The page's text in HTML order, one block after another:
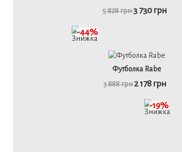
46 48
детальніше
5 828 грн 3 730 грн
Футболка Rabe
3 888 грн2 178 грн
-44%
-19%